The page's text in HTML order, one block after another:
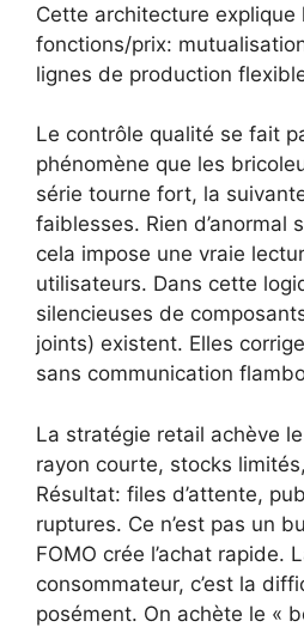
Cette architecture
fonctions/prix:
lignes de production
Le contrôle qualité se fait
phénomène que les
série tourne fort, la
faiblesses. Rien d’anormal
cela impose une vraie
utilisateurs. Dans cette
silencieuses de
joints) existent. Elles
sans communication
La stratégie retail achève
rayon courte, stocks
Résultat: files d’attente,
ruptures. Ce n’est pas un
FOMO crée l’achat rapide.
consommateur, c’est la
posément. On achète le «